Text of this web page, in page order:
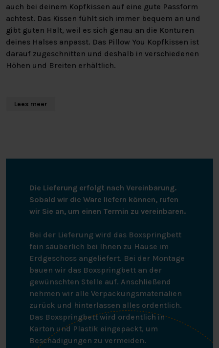
auch bei deinem Kopfkissen auf eine gute Passform
achtest. Das Kissen fühlt sich immer bequem an und
gibt guten Halt, weil es sich genau an die Konturen
deines Halses anpasst. Das Pillow You Kopfkissen ist
darauf zugeschnitten und deshalb in verschiedenen
Höhen und Breiten erhältlich.
eine Schulterbreite zwischen 35 und 39 cm hast. Der
Kissens ist abnehmbar und bei 60 Grad waschbar. Der
Bezug sorgt für eine gute Belüftung und ein
angenehmes Schlafklima.
ANTIALLERGENES
KOPFKISSEN
Das Inlett des Pillow You ist mit der patentierten HeiQ
Allergen Tech ausgestattet. Dabei handelt es sich um
eine 100% biobasierte, patentierte Technologie, die
aktive Probiotika verwendet, um die Belastung durch
Allergene wie Hausstaubmilben und Haustierallergene
zu reduzieren. Die Heiq Allergen Tech bleibt auch nach
dem Waschen erhalten und ist OEKO-TEX-zertifiziert.
Lees meer
Die Lieferung erfolgt nach Vereinbarung.
Sobald wir die Ware liefern können, rufen
wir Sie an, um einen Termin zu vereinbaren.
Bei der Lieferung wird das Boxspringbett
fein säuberlich bei Ihnen zu Hause im
Erdgeschoss angeliefert. Bei der Montage
bauen wir das Boxspringbett an der
gewünschten Stelle auf. Anschließend
nehmen wir alle Verpackungsmaterialien
zurück und hinterlassen alles ordentlich.
Das Boxspringbett wird ordentlich in
Karton und Plastik eingepackt, um
Beschädigungen zu vermeiden.